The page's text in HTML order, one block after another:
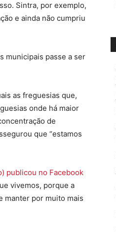
Sintra, por exemplo,
e ainda não cumpriu
municipais passe a ser
as freguesias que,
onde há maior
de
que “estamos
publicou no Facebook
vivemos, porque a
manter por muito mais